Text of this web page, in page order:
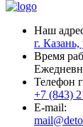
Наш
г.
Время
Телефон
+7 (843)
E-mail: